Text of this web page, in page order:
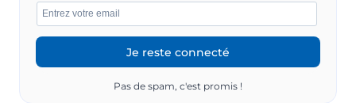
Pas de spam, c'est promis !